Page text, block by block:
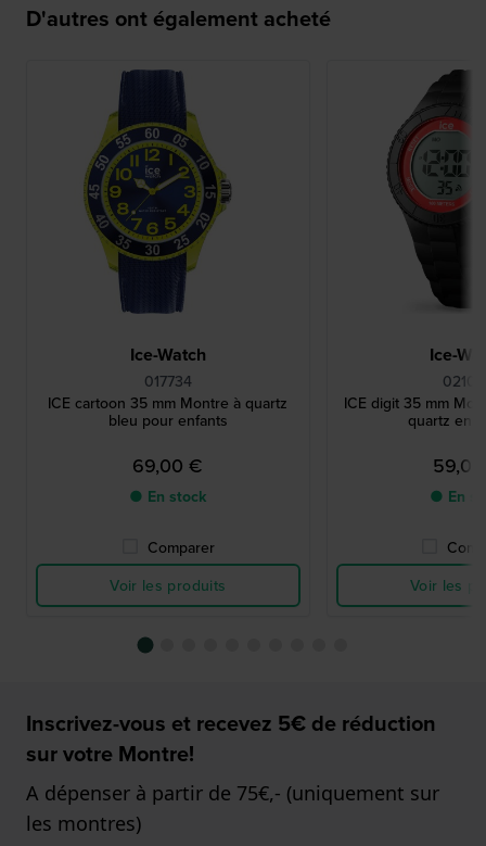
D'autres ont également acheté
Ice-Watch
017734
ICE cartoon 35 mm Montre à quartz
bleu pour enfants
69,00 €
● En stock
Comparer
Voir les produits
Ice-
ICE digit 35 mm
quartz en
● En
Voir les
Inscrivez-vous et recevez 5€ de réduction
sur votre Montre!
A dépenser à partir de 75€,- (uniquement sur
les montres)